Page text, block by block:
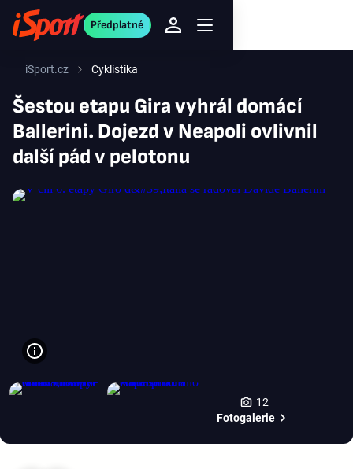
Předplatné
iSport.cz Cyklistika
Šestou etapu Gira vyhrál domácí
Ballerini. Dojezd v Neapoli ovlivnil
další pád v pelotonu
12
Fotogalerie